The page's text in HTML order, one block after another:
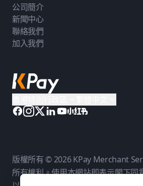
公司簡介
新聞中心
聯絡我們
加入我們
版權所有 © 2026 KPay Merchant
所有權利。使用本網站即表示閣下同